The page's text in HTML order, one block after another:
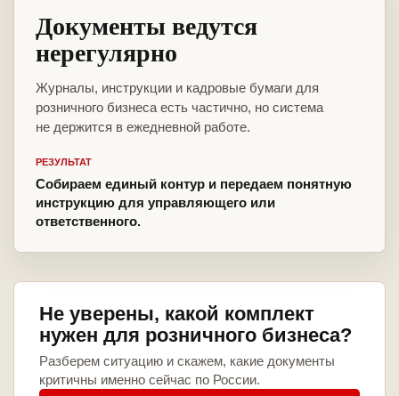
Документы ведутся
нерегулярно
Журналы, инструкции и кадровые бумаги для
розничного бизнеса есть частично, но система
не держится в ежедневной работе.
РЕЗУЛЬТАТ
Собираем единый контур и передаем понятную
инструкцию для управляющего или
ответственного.
Не уверены, какой комплект
нужен для розничного бизнеса?
Разберем ситуацию и скажем, какие документы
критичны именно сейчас по России.